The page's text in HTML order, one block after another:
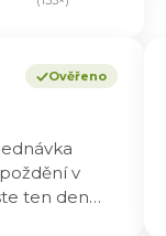
Ověřeno
v
ten den